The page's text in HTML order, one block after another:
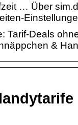
… Über
Tarif-Deals
&